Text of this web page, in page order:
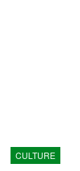
CULTURE